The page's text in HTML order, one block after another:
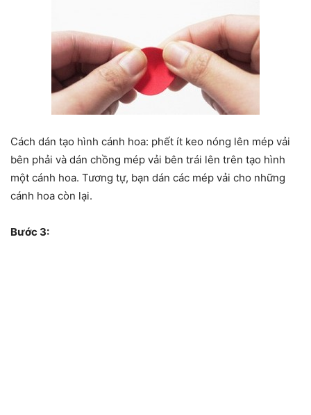
Cách dán tạo hình cánh hoa: phết ít keo nóng lên mép vải
bên phải và dán chồng mép vải bên trái lên trên tạo hình
một cánh hoa. Tương tự, bạn dán các mép vải cho những
cánh hoa còn lại.
Bước 3: